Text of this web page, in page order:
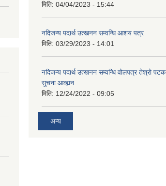
मिति: 04/04/2023 - 15:44
नदिजन्य पदार्थ उत्खनन सम्वन्धि आशय पत्र
मिति: 03/29/2023 - 14:01
नदिजन्य पदार्थ उत्खनन सम्वन्धि वोलपत्र तेश्रो पटक
सुचना आव्ह्यन
मिति: 12/24/2022 - 09:05
अन्य